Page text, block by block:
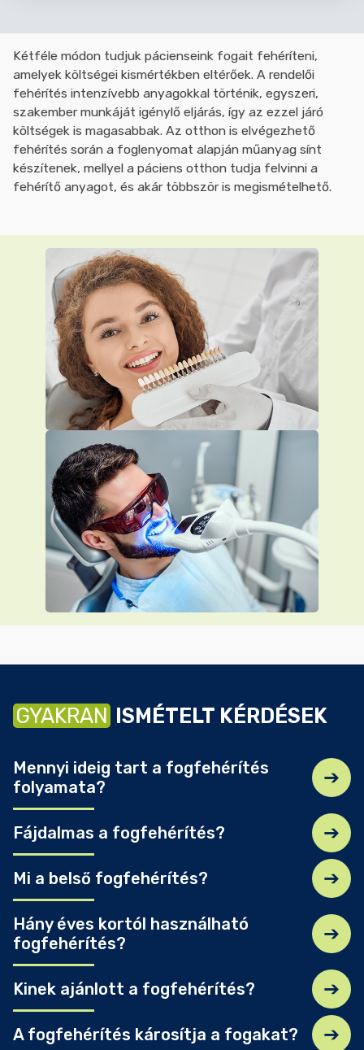
Kétféle módon tudjuk pácienseink fogait fehéríteni,
amelyek költségei kismértékben eltérőek. A rendelői
fehérítés intenzívebb anyagokkal történik, egyszeri,
szakember munkáját igénylő eljárás, így az ezzel járó
költségek is magasabbak. Az otthon is elvégezhető
fehérítés során a foglenyomat alapján műanyag sínt
készítenek, mellyel a páciens otthon tudja felvinni a
fehérítő anyagot, és akár többször is megismételhető.
GYAKRAN ISMÉTELT KÉRDÉSEK
Mennyi ideig tart a fogfehérítés
folyamata?
Fájdalmas a fogfehérítés?
Mi a belső fogfehérítés?
Hány éves kortól használható
fogfehérítés?
Kinek ajánlott a fogfehérítés?
A fogfehérítés károsítja a fogakat?